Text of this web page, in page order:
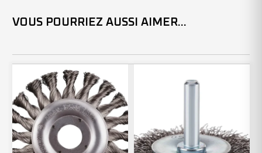
VOUS POURRIEZ AUSSI AIMER...